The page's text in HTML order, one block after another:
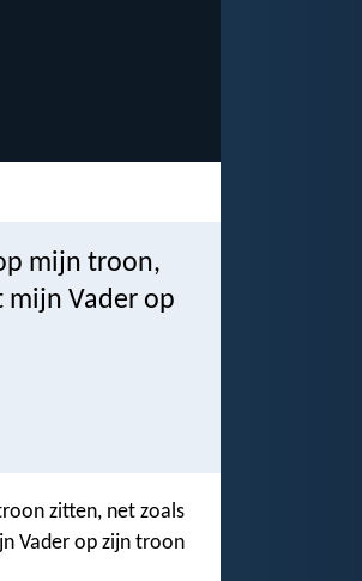
mijn troon,
mijn Vader op
zitten, net zoals
Vader op zijn troon